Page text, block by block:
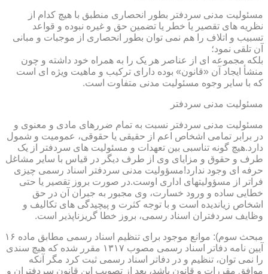
مسئولیت مدنی سردفتر بطور انحصاری منطبق با هیچ کدام از
نظریه های تقصیر یا خطر یا تضمین حق و غیره نبوده و قواعد
تسبیب و اتلاف را هم نمی توان بطور انحصاری از موجبات و مبانی
آن تلقی نمود؛
بلکه مجموعه ای از عناصر هر یک را به همراه خود داشته و چون
منشأ ایجاد آن «قانون» بوده دارای ترکیب و ماهیت ویژه ای است
که با سایر وجوه مسئولیت مدنی متفاوت است.
مسئولیت مدنی سردفتر
مسئولیت مدنی سردفتر نسبت به تمام ضررهای مادی و معنوی و
در برابر تمامی اشخاص اعم از حقیقی یا حقوقی، عمومیت و شمول
دارد.هیچ گونه تناسبی بین تعهدات و مسئولیت های سردفتر از یک
طرف و حقوق و مزایای وی از طرف دیگر در قیاس با سایر مشاغل
حرفه ای وجود ندارد!مسؤولیت مدنی سردفتر اسناد رسمی چیزی
فراتر از مسؤولیتهای اداری اوست.در صورت بروز تقصیر یا حتی
خطایی ساده و ورود خسارت، وی مجبور به جبران آن در حق
اشخاص زیاندیده است و با توجه کثرت و پیچیدگی های تکالیف و
وظایف سردفتران اسناد رسمی، بروز خطا گریزناپذیر است.
مبحث سوم): موانع موجود برای تنظیم اسناد رسمی مطابق ماده ۱۶
آیین نامه دفاتر اسناد رسمی مصوب ۱۳۱۷ مقرر شده که هیچ سندی
را نمی توان، تنظیم و در دفاتر اسناد رسمی ثبت کرد مگر آنکه
موافق مقررات و قانون باشد، بعد از تصویب این قانون سردفتران و